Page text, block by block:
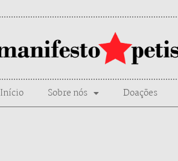
Início Sobre nós Doações